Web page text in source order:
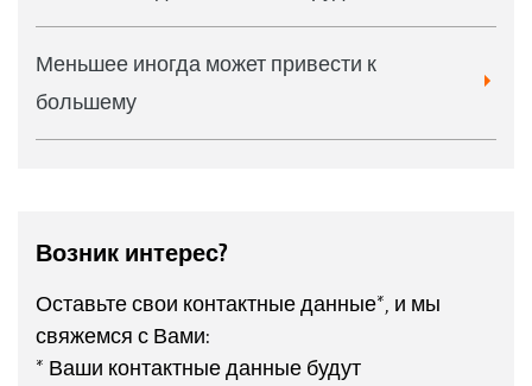
Меньшее иногда может привести к
большему
Возник интерес?
Оставьте свои контактные данные*, и мы
свяжемся с Вами:
* Ваши контактные данные будут